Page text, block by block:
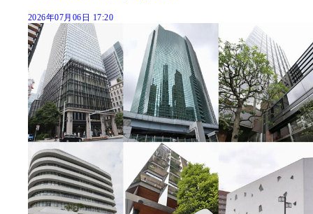
2026年07月06日 17:20